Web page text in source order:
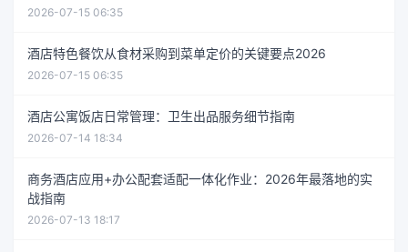
2026-07-15 06:35
酒店特色餐饮从食材采购到菜单定价的关键要点2026
2026-07-15 06:35
酒店公寓饭店日常管理：卫生出品服务细节指南
2026-07-14 18:34
商务酒店应用+办公配套适配一体化作业：2026年最落地的实
战指南
2026-07-13 18:17